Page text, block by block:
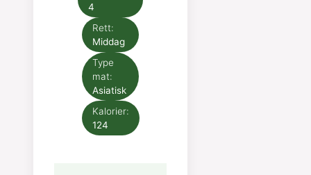
4
Rett:
Middag
Type
mat:
Asiatisk
Kalorier:
124